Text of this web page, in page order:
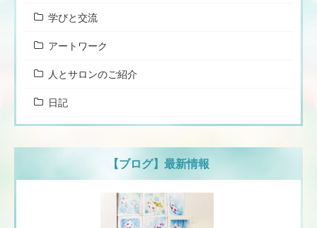
学びと交流
アートワーク
人とサロンのご紹介
日記
【ブログ】最新情報